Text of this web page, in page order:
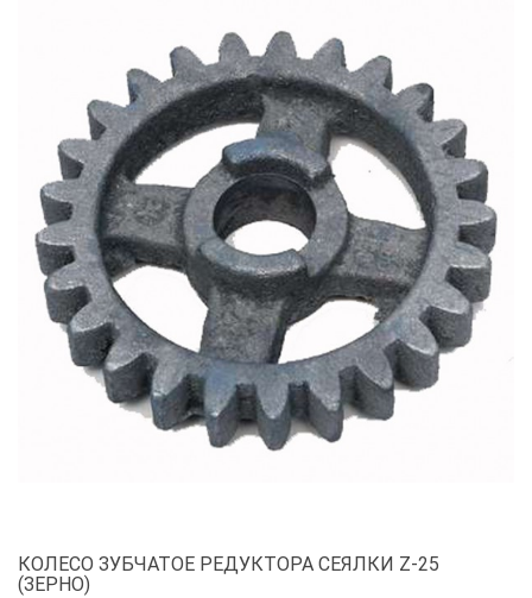
КОЛЕСО ЗУБЧАТОЕ РЕДУКТОРА СЕЯЛКИ Z-25
(ЗЕРНО)